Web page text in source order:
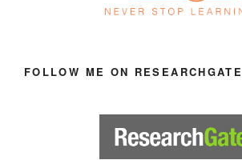
FOLLOW ME ON RESEARCHGATE